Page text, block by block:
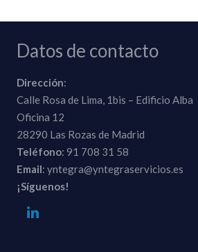
Datos de contacto
Dirección:
Calle Rosa de Lima, 1bis – Edificio Alba
Oficina 12
28290 Las Rozas de Madrid
Teléfono: 91 708 31 58
Email: yntegra@yntegraservicios.es
¡Síguenos!